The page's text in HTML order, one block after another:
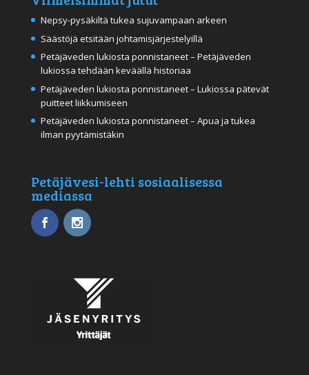
Nepsy-pysäkiltä tukea sujuvampaan arkeen
Säästöjä etsitään johtamisjärjestelyillä
Petäjäveden lukiosta ponnistaneet – Petäjäveden
lukiossa tehdään keväällä historiaa
Petäjäveden lukiosta ponnistaneet – Lukiossa pätevät
puitteet liikkumiseen
Petäjäveden lukiosta ponnistaneet – Apua ja tukea
ilman pyytämistäkin
Petäjävesi-lehti sosiaalisessa
mediassa